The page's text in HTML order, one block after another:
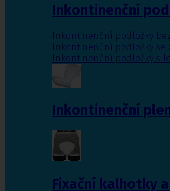
Inkontinenční
Inkontinenční podložky
Inkontinenční podložky se
Inkontinenční podložky s
Inkontinenční
Fixační kalhotky